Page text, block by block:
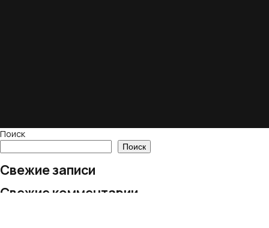
Поиск
Поиск
Свежие записи
Свежие комментарии